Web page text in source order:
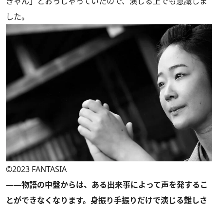
した。
©2023 FANTASIA
――物語の中盤からは、ある出来事によって声を発するこ
とができなくなります。身振り手振りだけで演じる難しさ